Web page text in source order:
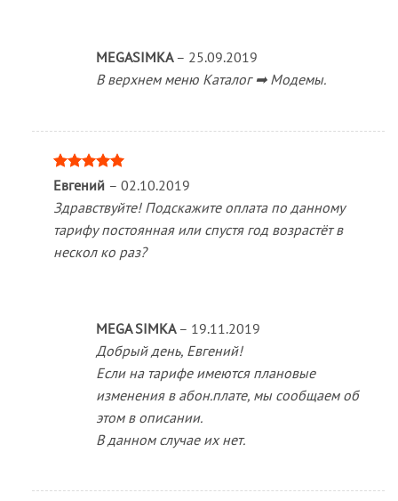
MEGASIMKA – 25.09.2019
В верхнем меню Каталог ➡ Модемы.
Оценка
Евгений – 02.10.2019
Здравствуйте! Подскажите оплата по данному
тарифу постоянная или спустя год возрастёт в
нескол ко раз?
MEGA SIMKA – 19.11.2019
Добрый день, Евгений!
Если на тарифе имеются плановые
изменения в абон.плате, мы сообщаем об
этом в описании.
В данном случае их нет.